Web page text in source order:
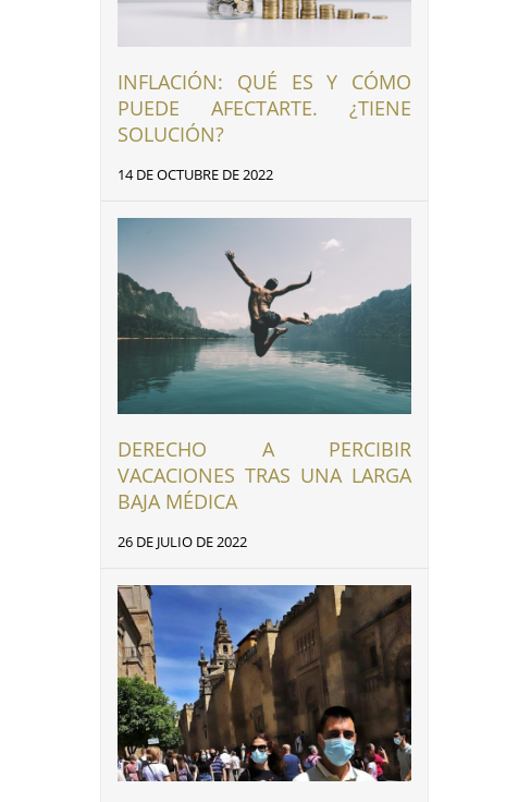
INFLACIÓN: QUÉ ES Y CÓMO
PUEDE AFECTARTE. ¿TIENE
SOLUCIÓN?
14 DE OCTUBRE DE 2022
DERECHO A PERCIBIR
VACACIONES TRAS UNA LARGA
BAJA MÉDICA
26 DE JULIO DE 2022